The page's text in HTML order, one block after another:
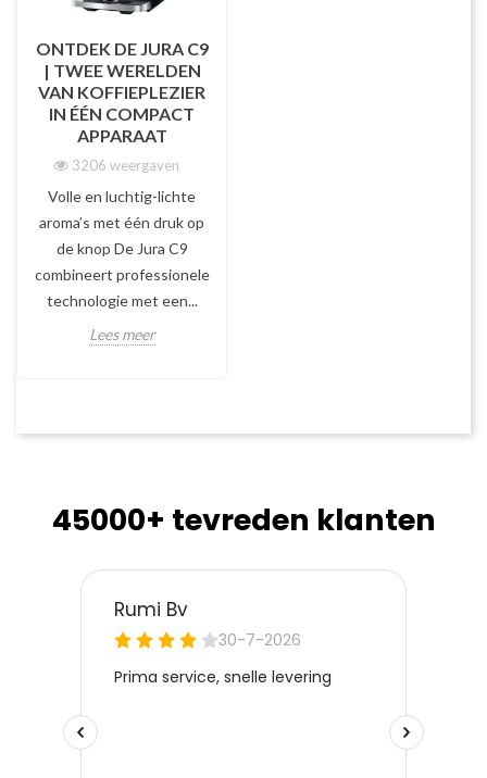
ONTDEK DE JURA C9
| TWEE WERELDEN
VAN KOFFIEPLEZIER
IN ÉÉN COMPACT
APPARAAT
3206 weergaven
Volle en luchtig-lichte
aroma’s met één druk op
de knop De Jura C9
combineert professionele
technologie met een...
Lees meer
45000+ tevreden klanten